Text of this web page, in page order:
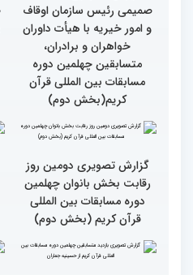
گزارش تصویری سومین روز
رقابت بخش برادران
چهلمین دوره مسابقات
بین‌المللی قرآن کریم(بخش
دوم)
گزارش تصویری نشست
صمیمی رئیس سازمان اوقاف
و امور خیریه با هیأت داوران
خواهران و برادران،
متسابقین چهلمین دوره
مسابقات بین المللی قرآن
کریم(بخش دوم)